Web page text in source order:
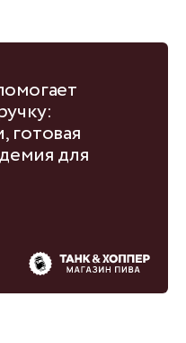
готовая
для
рабочего дня